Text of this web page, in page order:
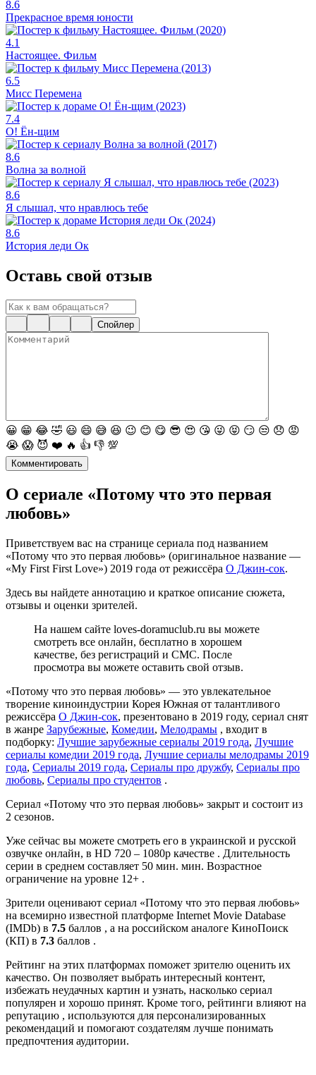
8.6
Прекрасное время юности
4.1
Настоящее. Фильм
6.5
Мисс Перемена
7.4
О! Ён-щим
8.6
Волна за волной
8.6
Я слышал, что нравлюсь тебе
8.6
История леди Ок
Оставь свой отзыв
Спойлер
😀 😁 😂 🤣 😃 😄 😅 😆 😉 😊 😋 😎 😍 😘 😜 😝 😏 😒 😞 😡
😭 😱 😈 ❤️ 🔥 👍 👎 💯
Комментировать
О сериале «Потому что это первая
любовь»
Приветствуем вас на странице сериала под названием
«Потому что это первая любовь» (оригинальное название —
«My First First Love») 2019 года от режиссёра О Джин-сок.
Здесь вы найдете аннотацию и краткое описание сюжета,
отзывы и оценки зрителей.
На нашем сайте loves-doramuclub.ru вы можете
смотреть все онлайн, бесплатно в хорошем
качестве, без регистраций и СМС. После
просмотра вы можете оставить свой отзыв.
«Потому что это первая любовь» — это увлекательное
творение киноиндустрии Корея Южная от талантливого
режиссёра О Джин-сок, презентовано в 2019 году, сериал снят
в жанре Зарубежные, Комедии, Мелодрамы , входит в
подборку: Лучшие зарубежные сериалы 2019 года, Лучшие
сериалы комедии 2019 года, Лучшие сериалы мелодрамы 2019
года, Сериалы 2019 года, Сериалы про дружбу, Сериалы про
любовь, Сериалы про студентов .
Сериал «Потому что это первая любовь» закрыт и состоит из
2 сезонов.
Уже сейчас вы можете смотреть его в украинской и русской
озвучке онлайн, в HD 720 – 1080p качестве . Длительность
серии в среднем составляет 50 мин. мин. Возрастное
ограничение на уровне 12+ .
Зрители оценивают сериал «Потому что это первая любовь»
на всемирно известной платформе Internet Movie Database
(IMDb) в 7.5 баллов , а на российском аналоге КиноПоиск
(КП) в 7.3 баллов .
Рейтинг на этих платформах поможет зрителю оценить их
качество. Он позволяет выбрать интересный контент,
избежать неудачных картин и узнать, насколько сериал
популярен и хорошо принят. Кроме того, рейтинги влияют на
репутацию , используются для персонализированных
рекомендаций и помогают создателям лучше понимать
предпочтения аудитории.